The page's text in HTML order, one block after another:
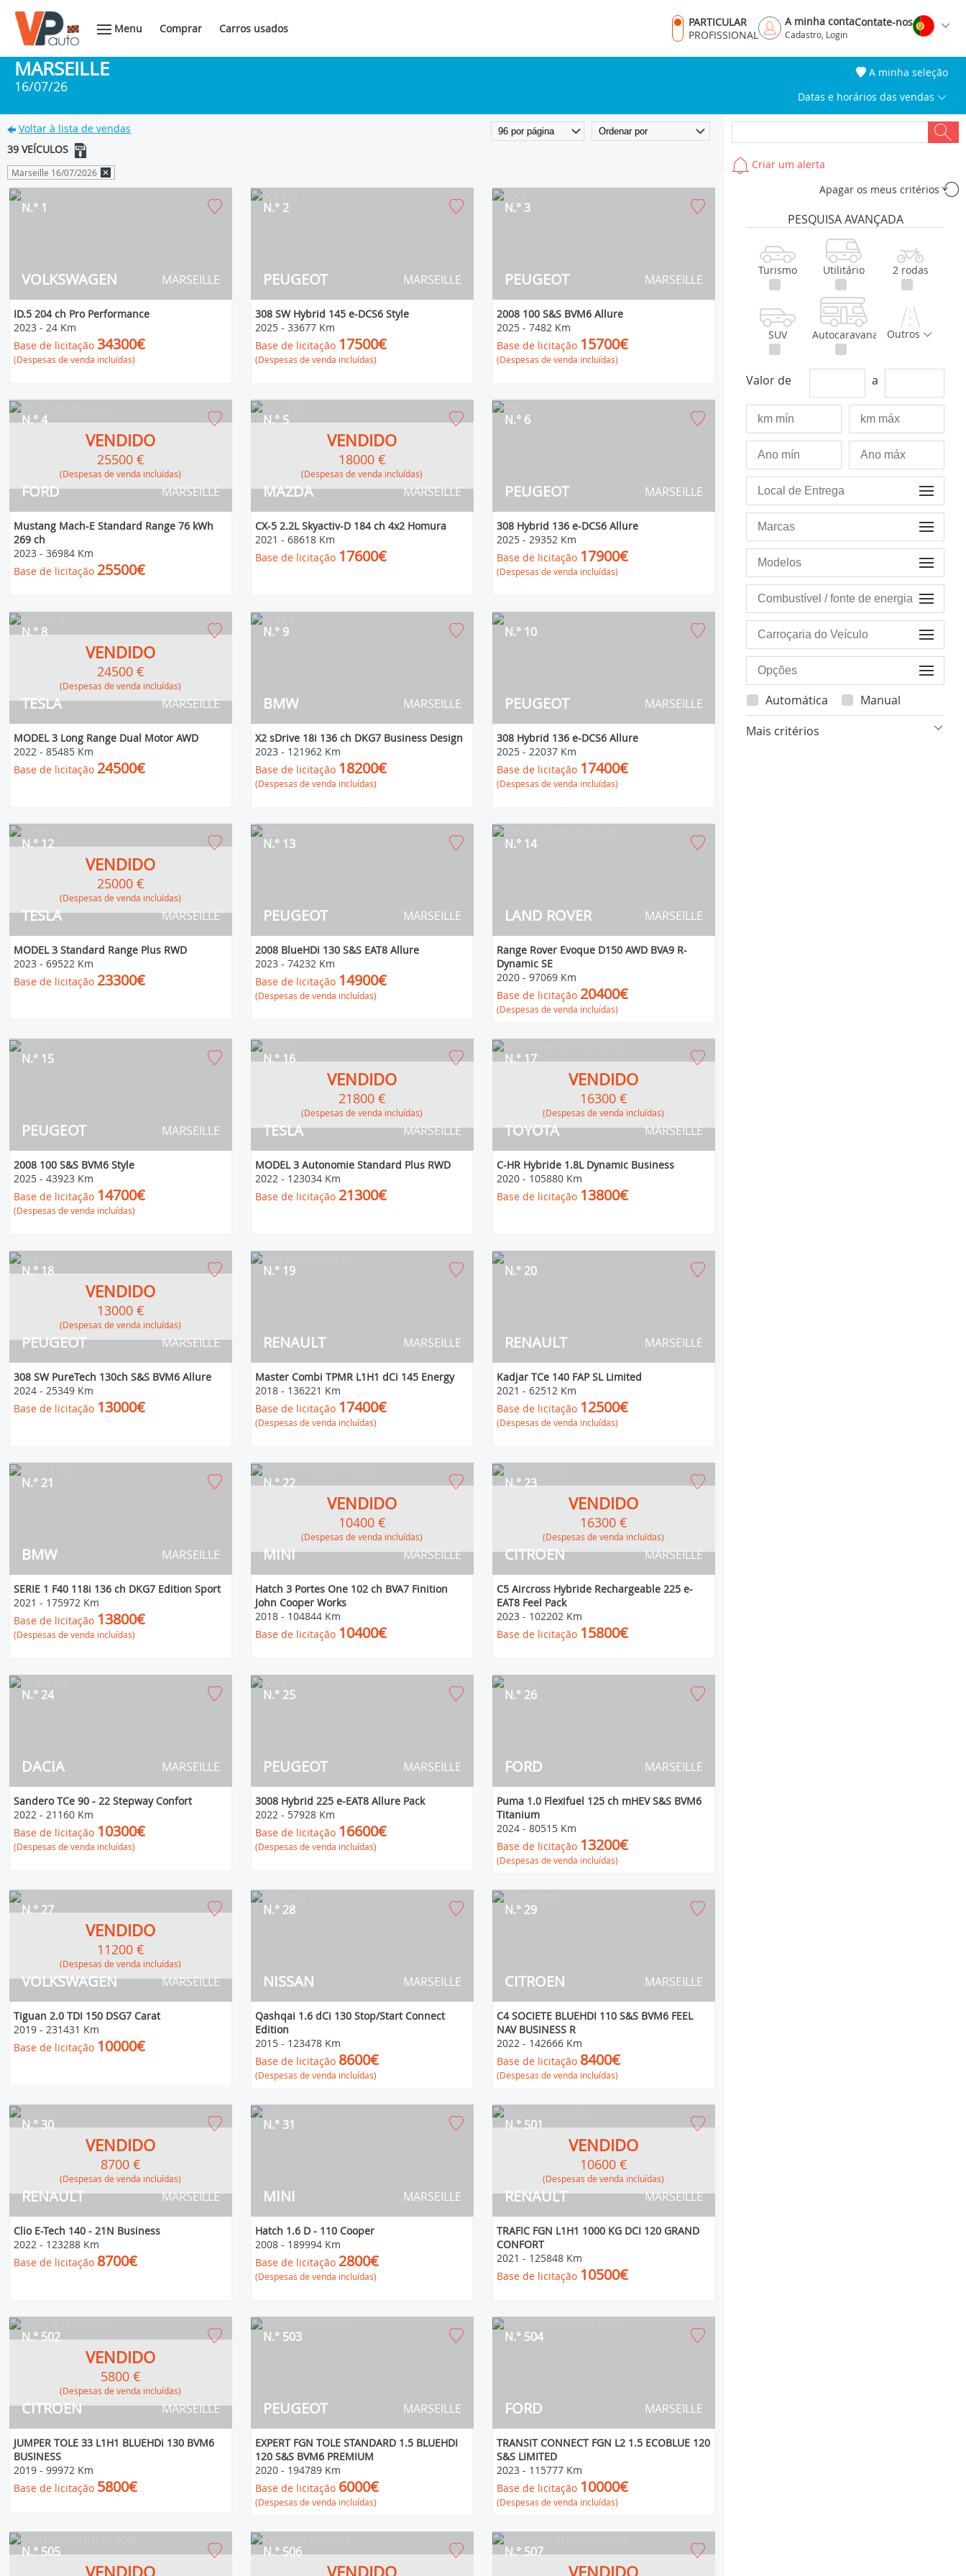
Menu Comprar Carros usados
PARTICULAR
PROFISSIONAL
A minha conta
Cadastro, Login
Contate-nos
MARSEILLE
16/07/26
A minha seleção
Datas e horários das vendas
Voltar à lista de vendas
39 VEÍCULOS
Marseille 16/07/2026
VOLKSWAGEN
N.° 1
MARSEILLE
ID.5 204 ch Pro Performance
2023- 24 Km
Base de licitação 34300€
(Despesas de venda incluídas)
PEUGEOT
N.° 2
MARSEILLE
308 SW Hybrid 145 e-DCS6 Style
2025- 33677 Km
Base de licitação 17500€
(Despesas de venda incluídas)
PEUGEOT
N.° 3
MARSEILLE
2008 100 S&S BVM6 Allure
2025- 7482 Km
Base de licitação 15700€
(Despesas de venda incluídas)
FORD
N.° 4
MARSEILLE
VENDIDO
25500 €
(Despesas de venda incluídas)
Mustang Mach-E Standard Range 76 kWh
269 ch
2023- 36984 Km
Base de licitação 25500€
MAZDA
N.° 5
MARSEILLE
VENDIDO
18000 €
(Despesas de venda incluídas)
CX-5 2.2L Skyactiv-D 184 ch 4x2 Homura
2021 - 68618 Km
Base de licitação 17600€
PEUGEOT
N.° 6
MARSEILLE
308 Hybrid 136 e-DCS6 Allure
2025- 29352 Km
Base de licitação 17900€
(Despesas de venda incluídas)
TESLA
N.° 8
MARSEILLE
VENDIDO
24500 €
(Despesas de venda incluídas)
MODEL 3 Long Range Dual Motor AWD
2022 - 85485 Km
Base de licitação 24500€
BMW
N.° 9
MARSEILLE
X2 sDrive 18i 136 ch DKG7 Business Design
2023- 121962 Km
Base de licitação 18200€
(Despesas de venda incluídas)
PEUGEOT
N.° 10
MARSEILLE
308 Hybrid 136 e-DCS6 Allure
2025- 22037 Km
Base de licitação 17400€
(Despesas de venda incluídas)
TESLA
N.° 12
MARSEILLE
VENDIDO
25000 €
(Despesas de venda incluídas)
MODEL 3 Standard Range Plus RWD
2023- 69522 Km
Base de licitação 23300€
PEUGEOT
N.° 13
MARSEILLE
2008 BlueHDi 130 S&S EAT8 Allure
2023- 74232 Km
Base de licitação 14900€
(Despesas de venda incluídas)
LAND ROVER
N.° 14
MARSEILLE
Range Rover Evoque D150 AWD BVA9 R-
Dynamic SE
2020- 97069 Km
Base de licitação 20400€
(Despesas de venda incluídas)
PEUGEOT
N.° 15
MARSEILLE
2008 100 S&S BVM6 Style
2025- 43923 Km
Base de licitação 14700€
(Despesas de venda incluídas)
TESLA
N.° 16
MARSEILLE
VENDIDO
21800 €
(Despesas de venda incluídas)
MODEL 3 Autonomie Standard Plus RWD
2022 - 123034 Km
Base de licitação 21300€
TOYOTA
N.° 17
MARSEILLE
VENDIDO
16300 €
(Despesas de venda incluídas)
C-HR Hybride 1.8L Dynamic Business
2020- 105880 Km
Base de licitação 13800€
PEUGEOT
N.° 18
MARSEILLE
VENDIDO
13000 €
(Despesas de venda incluídas)
308 SW PureTech 130ch S&S BVM6 Allure
2024- 25349 Km
Base de licitação 13000€
RENAULT
N.° 19
MARSEILLE
Master Combi TPMR L1H1 dCi 145 Energy
2018- 136221 Km
Base de licitação 17400€
(Despesas de venda incluídas)
RENAULT
N.° 20
MARSEILLE
Kadjar TCe 140 FAP SL Limited
2021 - 62512 Km
Base de licitação 12500€
(Despesas de venda incluídas)
BMW
N.° 21
MARSEILLE
SERIE 1 F40 118i 136 ch DKG7 Edition Sport
2021 - 175972 Km
Base de licitação 13800€
(Despesas de venda incluídas)
MINI
N.° 22
MARSEILLE
VENDIDO
10400 €
(Despesas de venda incluídas)
Hatch 3 Portes One 102 ch BVA7 Finition
John Cooper Works
2018- 104844 Km
Base de licitação 10400€
CITROEN
N.° 23
MARSEILLE
VENDIDO
16300 €
(Despesas de venda incluídas)
C5 Aircross Hybride Rechargeable 225 e-
EAT8 Feel Pack
2023- 102202 Km
Base de licitação 15800€
DACIA
N.° 24
MARSEILLE
Sandero TCe 90 - 22 Stepway Confort
2022 - 21160 Km
Base de licitação 10300€
(Despesas de venda incluídas)
PEUGEOT
N.° 25
MARSEILLE
3008 Hybrid 225 e-EAT8 Allure Pack
2022 - 57928 Km
Base de licitação 16600€
(Despesas de venda incluídas)
FORD
N.° 26
MARSEILLE
Puma 1.0 Flexifuel 125 ch mHEV S&S BVM6
Titanium
2024- 80515 Km
Base de licitação 13200€
(Despesas de venda incluídas)
VOLKSWAGEN
N.° 27
MARSEILLE
VENDIDO
11200 €
(Despesas de venda incluídas)
Tiguan 2.0 TDI 150 DSG7 Carat
2019- 231431 Km
Base de licitação 10000€
NISSAN
N.° 28
MARSEILLE
Qashqai 1.6 dCi 130 Stop/Start Connect
Edition
2015- 123478 Km
Base de licitação 8600€
(Despesas de venda incluídas)
CITROEN
N.° 29
MARSEILLE
C4 SOCIETE BLUEHDI 110 S&S BVM6 FEEL
NAV BUSINESS R
2022 - 142666 Km
Base de licitação 8400€
(Despesas de venda incluídas)
RENAULT
N.° 30
MARSEILLE
VENDIDO
8700 €
(Despesas de venda incluídas)
Clio E-Tech 140 - 21N Business
2022 - 123288 Km
Base de licitação 8700€
MINI
N.° 31
MARSEILLE
Hatch 1.6 D - 110 Cooper
2008- 189994 Km
Base de licitação 2800€
(Despesas de venda incluídas)
RENAULT
N.° 501
MARSEILLE
VENDIDO
10600 €
(Despesas de venda incluídas)
TRAFIC FGN L1H1 1000 KG DCI 120 GRAND
CONFORT
2021 - 125848 Km
Base de licitação 10500€
CITROEN
N.° 502
MARSEILLE
VENDIDO
5800 €
(Despesas de venda incluídas)
JUMPER TOLE 33 L1H1 BLUEHDi 130 BVM6
BUSINESS
2019- 99972 Km
Base de licitação 5800€
PEUGEOT
N.° 503
MARSEILLE
EXPERT FGN TOLE STANDARD 1.5 BLUEHDI
120 S&S BVM6 PREMIUM
2020- 194789 Km
Base de licitação 6000€
(Despesas de venda incluídas)
FORD
N.° 504
MARSEILLE
TRANSIT CONNECT FGN L2 1.5 ECOBLUE 120
S&S LIMITED
2023- 115777 Km
Base de licitação 10000€
(Despesas de venda incluídas)
N.° 505 N.° 506 N.° 507
Criar um alerta
Apagar os meus critérios
PESQUISA AVANÇADA
Turismo Utilitário 2 rodas
SUV Autocaravana Outros
Valor de a
Automática
Manual
Mais critérios